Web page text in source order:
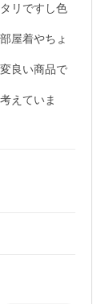
リですし色
屋着やちょ
良い商品で
えていま